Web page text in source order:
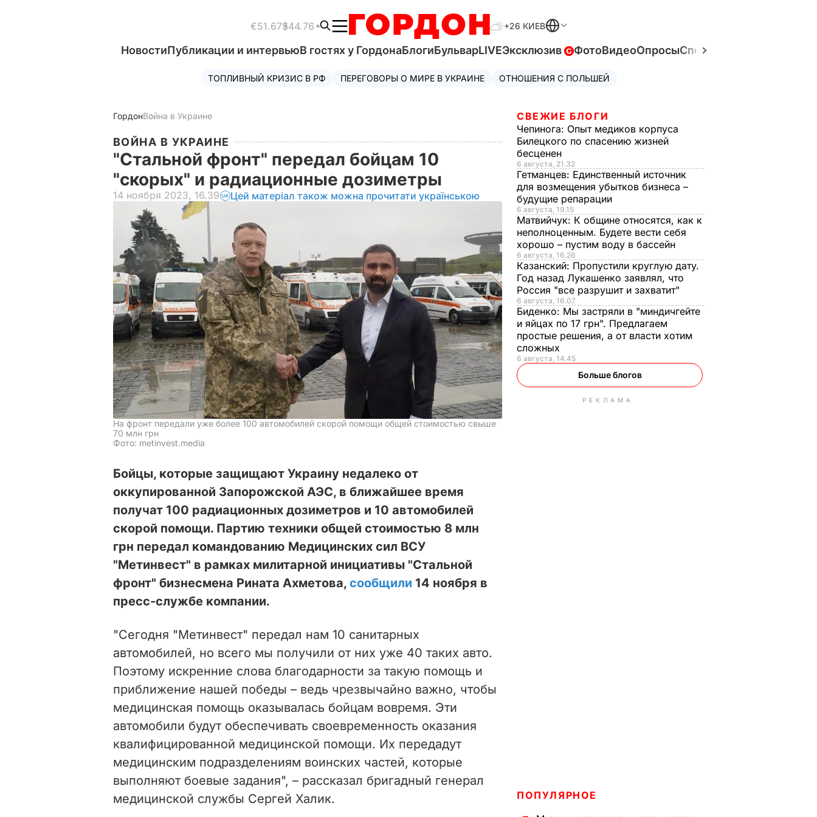
€51.67$44.76 +26 КИЕВ
НовостиПубликации и интервьюВ гостях у ГордонаБлогиБульварLIVEЭксклюзив ФотоВидеоОпросыСпецпроекты
ТОПЛИВНЫЙ КРИЗИС В РФ ПЕРЕГОВОРЫ О МИРЕ В УКРАИНЕ ОТНОШЕНИЯ С ПОЛЬШЕЙ
ГордонВойна в Украине
ВОЙНА В УКРАИНЕ
"Стальной фронт" передал бойцам 10
"скорых" и радиационные дозиметры
14 ноября 2023, 16.39 Цей матеріал також можна прочитати українською
На фронт передали уже более 100 автомобилей скорой помощи общей стоимостью свыше
70 млн грн
Фото: metinvest.media
Бойцы, которые защищают Украину недалеко от
оккупированной Запорожской АЭС, в ближайшее время
получат 100 радиационных дозиметров и 10 автомобилей
скорой помощи. Партию техники общей стоимостью 8 млн
грн передал командованию Медицинских сил ВСУ
"Метинвест" в рамках милитарной инициативы "Стальной
фронт" бизнесмена Рината Ахметова, сообщили 14 ноября в
пресс-службе компании.
"Сегодня "Метинвест" передал нам 10 санитарных
автомобилей, но всего мы получили от них уже 40 таких авто.
Поэтому искренние слова благодарности за такую помощь и
приближение нашей победы – ведь чрезвычайно важно, чтобы
медицинская помощь оказывалась бойцам вовремя. Эти
автомобили будут обеспечивать своевременность оказания
квалифицированной медицинской помощи. Их передадут
медицинским подразделениям воинских частей, которые
выполняют боевые задания", – рассказал бригадный генерал
медицинской службы Сергей Халик.
СВЕЖИЕ БЛОГИ
Чепинога: Опыт медиков корпуса
Билецкого по спасению жизней
бесценен
6 августа, 21.32
Гетманцев: Единственный источник
для возмещения убытков бизнеса –
будущие репарации
6 августа, 19.15
Матвийчук: К общине относятся, как к
неполноценным. Будете вести себя
хорошо – пустим воду в бассейн
6 августа, 16.26
Казанский: Пропустили круглую дату.
Год назад Лукашенко заявлял, что
Россия "все разрушит и захватит"
6 августа, 16.07
Биденко: Мы застряли в "миндичгейте
и яйцах по 17 грн". Предлагаем
простые решения, а от власти хотим
сложных
6 августа, 14.45
Больше блогов
РЕКЛАМА
ПОПУЛЯРНОЕ